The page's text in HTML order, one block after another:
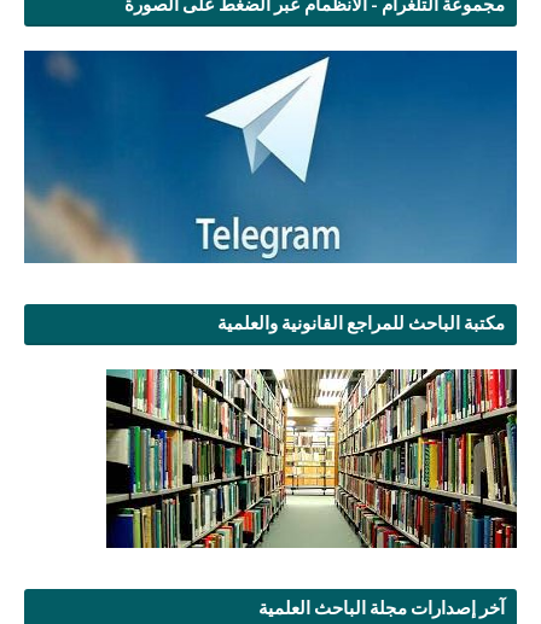
مكتبة الباحث للمراجع القانونية والعلمية
آخر إصدارات مجلة الباحث العلمية